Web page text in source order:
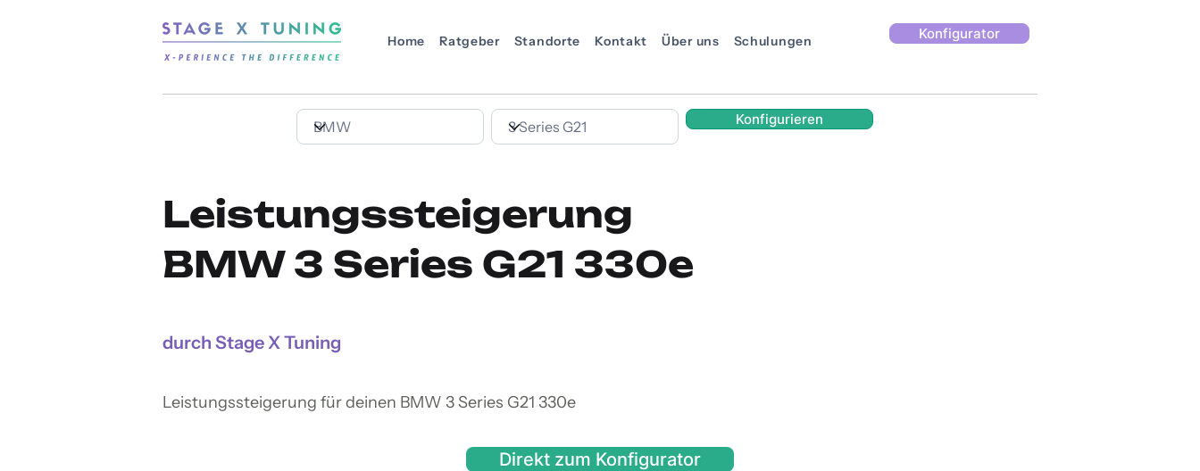
Home Ratgeber Standorte Kontakt Über uns Schulungen Konfigurator
Konfigurieren
Leistungssteigerung
BMW 3 Series G21 330e
durch Stage X Tuning
Leistungssteigerung für deinen BMW 3 Series G21 330e
Direkt zum Konfigurator